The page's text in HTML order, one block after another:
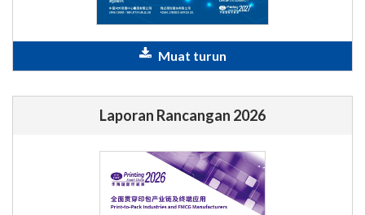
Muat turun
Laporan Rancangan 2026